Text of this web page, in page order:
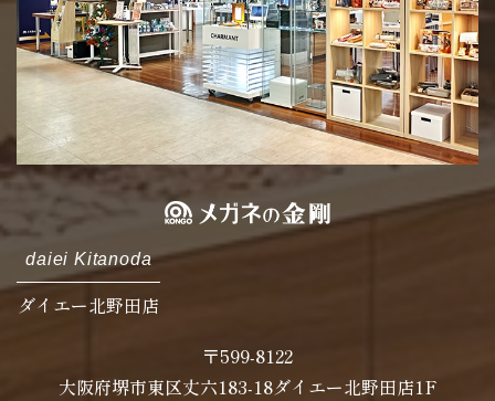
daiei Kitanoda
ダイエー北野田店
〒599-8122
大阪府堺市東区丈六183-18ダイエー北野田店1F